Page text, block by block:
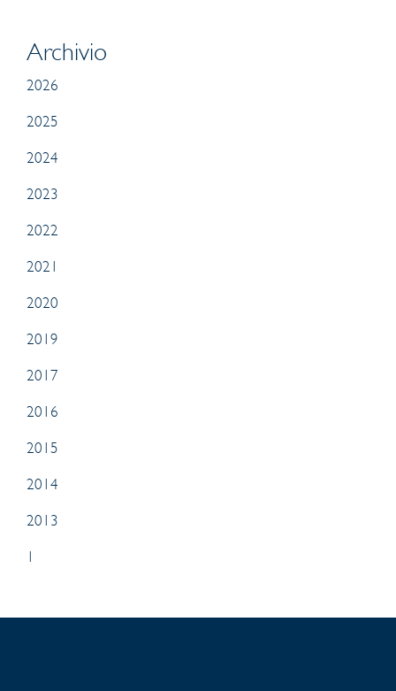
Archivio
2026
2025
2024
2023
2022
2021
2020
2019
2017
2016
2015
2014
2013
1